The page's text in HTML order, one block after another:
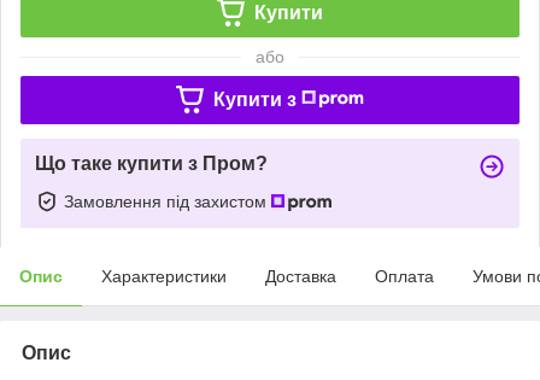
Купити
або
Купити з
Що таке купити з Пром?
Замовлення під захистом
Опис Характеристики Доставка Оплата Умови
Опис